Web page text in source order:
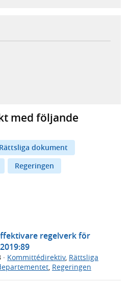
i ny flik, extern webbplats,
webbplats,
ny flik, extern webbplats,
e-postklient,
med följande
Rättsliga dokument
Regeringen
regelverk för
· Kommittédirektiv, Rättsliga
, Regeringen